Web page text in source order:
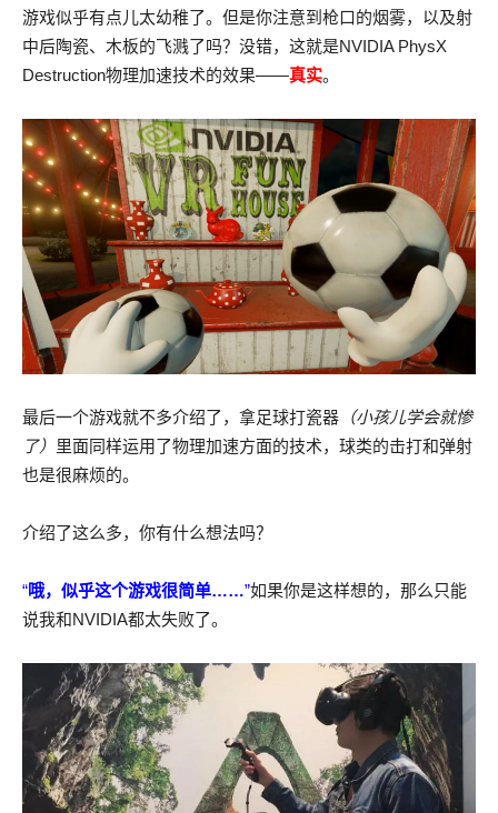
游戏似乎有点儿太幼稚了。但是你注意到枪口的烟雾，以及射
中后陶瓷、木板的飞溅了吗？没错，这就是NVIDIA PhysX
Destruction物理加速技术的效果——真实。
最后一个游戏就不多介绍了，拿足球打瓷器 （小孩儿学会就惨
了） 里面同样运用了物理加速方面的技术，球类的击打和弹射
也是很麻烦的。
介绍了这么多，你有什么想法吗？
“哦，似乎这个游戏很简单……”如果你是这样想的，那么只能
说我和NVIDIA都太失败了。